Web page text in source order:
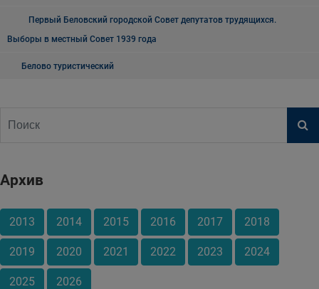
Первый Беловский городской Совет депутатов трудящихся.
Выборы в местный Совет 1939 года
Белово туристический
Архив
2013 2014 2015 2016 2017 2018
2019 2020 2021 2022 2023 2024
2025 2026